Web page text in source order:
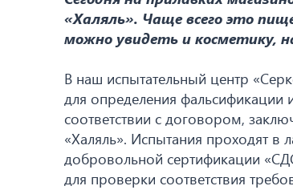
«Халяль». Чаще всего это
можно увидеть и косметику,
В наш испытательный центр
для определения фальсификации
соответствии с договором,
«Халяль». Испытания проходят в
добровольной сертификации
для проверки соответствия